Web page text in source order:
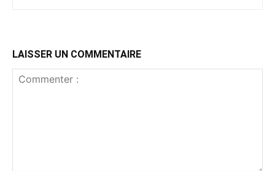
LAISSER UN COMMENTAIRE